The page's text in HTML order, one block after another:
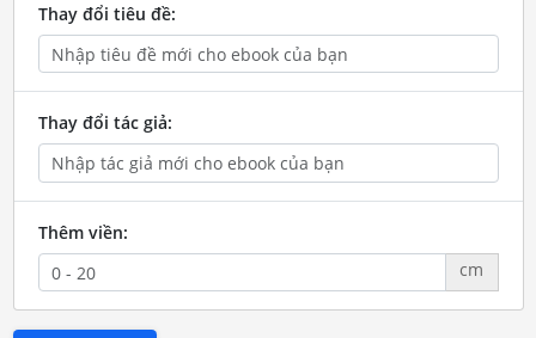
Thay đổi tiêu đề:
Thay đổi tác giả:
Thêm viền:
cm